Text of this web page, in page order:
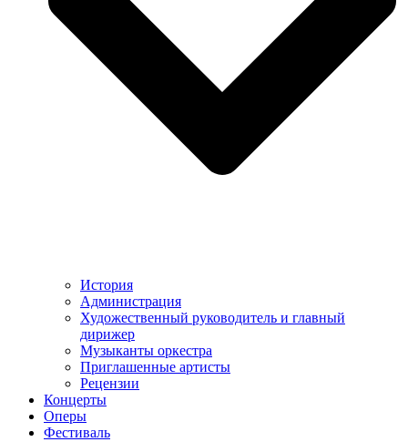
История
Администрация
Художественный руководитель и главный
дирижер
Музыканты оркестра
Приглашенные артисты
Рецензии
Концерты
Оперы
Фестиваль